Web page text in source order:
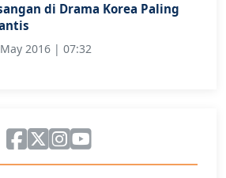
di Drama Korea Paling
2016 | 07:32